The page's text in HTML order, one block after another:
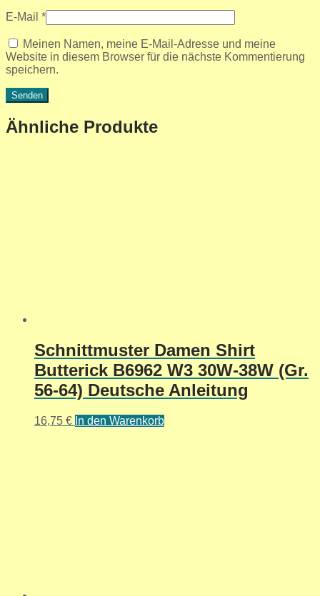
E-Mail *
Meinen Namen, meine E-Mail-Adresse und meine
Website in diesem Browser für die nächste Kommentierung
speichern.
Ähnliche Produkte
Schnittmuster Damen Shirt
Butterick B6962 W3 30W-38W (Gr.
56-64) Deutsche Anleitung
16,75 € In den Warenkorb